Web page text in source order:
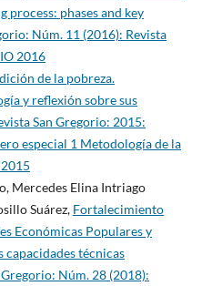
process: phases and key
Núm. 11 (2016): Revista
2016
de la pobreza.
y reflexión sobre sus
San Gregorio: 2015:
especial 1 Metodología de la
Mercedes Elina Intriago
Suárez, Fortalecimiento
Económicas Populares y
capacidades técnicas
Gregorio: Núm. 28 (2018):